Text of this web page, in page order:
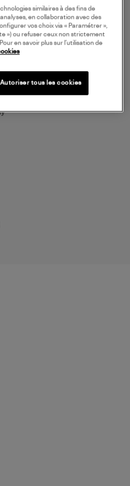
similaires à des fins de
en collaboration avec des
vos choix via « Paramétrer »,
») ou refuser ceux non strictement
en savoir plus sur l’utilisation de
Autoriser tous les cookies